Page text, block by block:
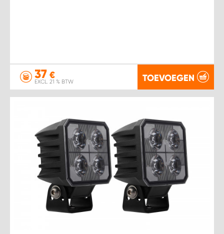
37 €
EXCL. 21 % BTW TOEVOEGEN